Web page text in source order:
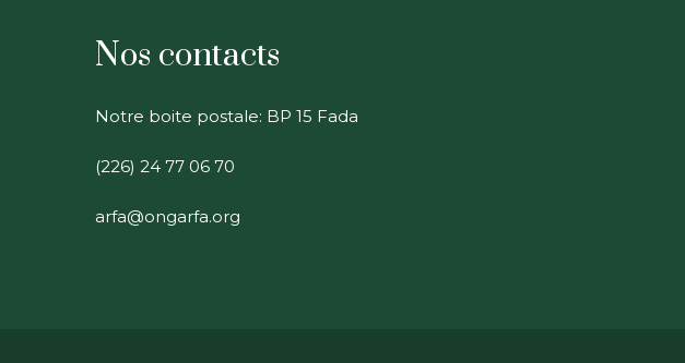
Nos contacts
Notre boite postale: BP 15 Fada
(226) 24 77 06 70
arfa@ongarfa.org